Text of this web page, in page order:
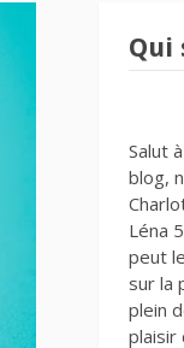
Qui
Salut
blog,
Léna
peut
sur la
plein
plaisir